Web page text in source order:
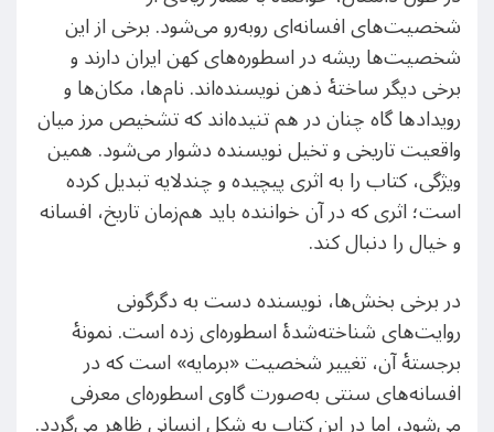
شخصیت‌های افسانه‌ای روبه‌رو می‌شود. برخی از این
شخصیت‌ها ریشه در اسطوره‌های کهن ایران دارند و
برخی دیگر ساختهٔ ذهن نویسنده‌اند. نام‌ها، مکان‌ها و
رویدادها گاه چنان در هم تنیده‌اند که تشخیص مرز میان
واقعیت تاریخی و تخیل نویسنده دشوار می‌شود. همین
ویژگی، کتاب را به اثری پیچیده و چندلایه تبدیل کرده
است؛ اثری که در آن خواننده باید هم‌زمان تاریخ، افسانه
و خیال را دنبال کند.
در برخی بخش‌ها، نویسنده دست به دگرگونی
روایت‌های شناخته‌شدهٔ اسطوره‌ای زده است. نمونهٔ
برجستهٔ آن، تغییر شخصیت «برمایه» است که در
افسانه‌های سنتی به‌صورت گاوی اسطوره‌ای معرفی